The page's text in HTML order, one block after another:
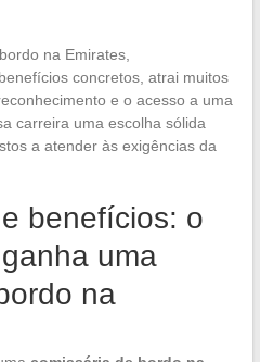
na Emirates,
concretos, atrai muitos
e o acesso a uma
carreira uma escolha sólida
a atender às exigências da
benefícios: o
uma
na